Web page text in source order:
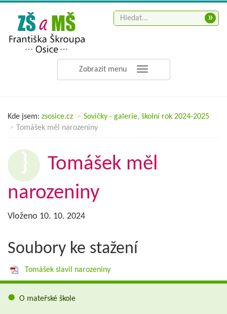
Zobrazit menu
»
Kde jsem: zsosice.cz
Sovičky - galerie, školní rok 2024-2025
Tomášek měl narozeniny
Tomášek měl
narozeniny
Vloženo 10. 10. 2024
Soubory ke stažení
Tomášek slavil narozeniny
O mateřské škole